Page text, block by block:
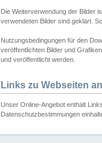
Die Weiterverwendung der Bilder
verwendeten Bilder sind geklärt.
Nutzungsbedingungen für den
veröffentlichten Bilder und
und veröffentlicht werden.
Links zu Webseiten
Unser Online-Angebot enthält
Datenschutzbestimmungen